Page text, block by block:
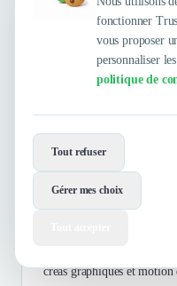
fonctionner
vous proposer
personnaliser
politique de
Tout refuser
Gérer mes choix
Dennemont Virginie
Une mini-série
locaux
créas graphiques et motion